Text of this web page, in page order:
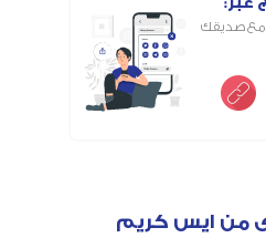
مع صديقك
من ايس كريم